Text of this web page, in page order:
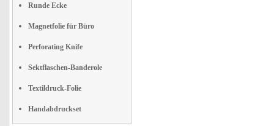
Runde Ecke
Magnetfolie für Büro
Perforating Knife
Sektflaschen-Banderole
Textildruck-Folie
Handabdruckset